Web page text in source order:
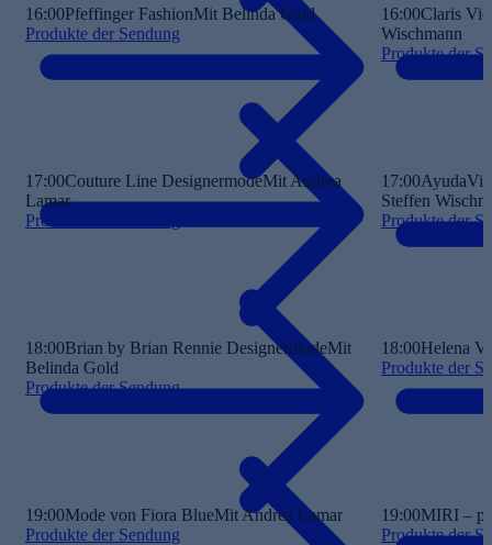
16:00Pfeffinger FashionMit Belinda Gold
Produkte der Sendung
17:00Couture Line DesignermodeMit Andrea
Lamar
Produkte der Sendung
18:00Brian by Brian Rennie DesignermodeMit
Belinda Gold
Produkte der Sendung
19:00Mode von Fiora BlueMit Andrea Lamar
Produkte der Sendung
16:00Claris
Wischmann
Produkte der
17:00
Steffen
Produkte der
18:00Helena
Produkte der
19:00MIRI –
Produkte der